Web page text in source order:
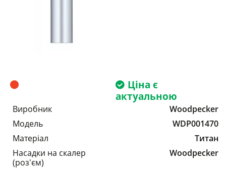
Ціна є
актуальною
Виробник
Woodpecker
Модель
WDP001470
Матеріал
Титан
Насадки на скалер
(роз'єм)
Woodpecker